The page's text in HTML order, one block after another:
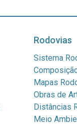
Rodovias
Sistema
Mapas
Obras de
Distâncias
Meio